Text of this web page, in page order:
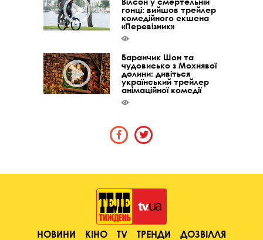
гонці: вийшов трейлер
комедійного екшена
«Перевізник»
Баранчик Шон та
чудовисько з Мохнявої
долини: дивіться
український трейлер
анімаційної комедії
НОВИНИ КІНО TV ТРЕНДИ
ДОЗВІЛЛЯ